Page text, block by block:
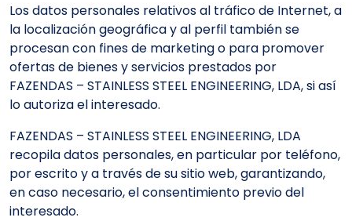
Los datos personales relativos al tráfico de Internet, a
la localización geográfica y al perfil también se
procesan con fines de marketing o para promover
ofertas de bienes y servicios prestados por
FAZENDAS – STAINLESS STEEL ENGINEERING, LDA, si así
lo autoriza el interesado.
FAZENDAS – STAINLESS STEEL ENGINEERING, LDA
recopila datos personales, en particular por teléfono,
por escrito y a través de su sitio web, garantizando,
en caso necesario, el consentimiento previo del
interesado.